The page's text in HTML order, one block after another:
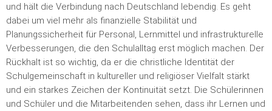
und hält die Verbindung nach Deutschland lebendig. Es geht
dabei um viel mehr als finanzielle Stabilität und
Planungssicherheit für Personal, Lernmittel und infrastrukturelle
Verbesserungen, die den Schulalltag erst möglich machen. Der
Rückhalt ist so wichtig, da er die christliche Identität der
Schulgemeinschaft in kultureller und religiöser Vielfalt stärkt
und ein starkes Zeichen der Kontinuität setzt. Die Schülerinnen
und Schüler und die Mitarbeitenden sehen, dass ihr Lernen und